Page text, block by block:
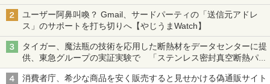
も、持ち替えずに書き込める
ユーザー阿鼻叫喚？ Gmail、サードパーティの「送信元アドレ
ス」のサポートを打ち切りへ【やじうまWatch】
タイガー、魔法瓶の技術を応用した断熱材をデータセンターに提
供、東急グループの実証実験で 「ステンレス密封真空断熱パネ
ル TIVIP」
消費者庁、希少な商品を安く販売すると見せかける偽通販サイト